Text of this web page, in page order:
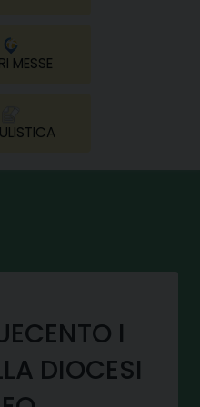
MESSE
I
DIOCESI